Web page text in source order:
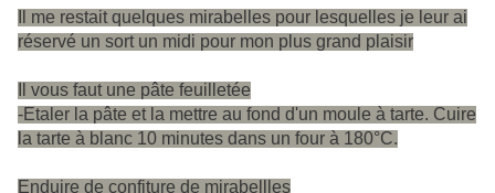
l me restait quelques mirabelles pour lesquelles je leur ai
réservé un sort un midi pour mon plus grand plaisir
Il vous faut une pâte feuilletée
-Etaler la pâte et la mettre au fond d'un moule à tarte. Cuire
la tarte à blanc 10 minutes dans un four à 180°C.
Enduire de confiture de mirabellles